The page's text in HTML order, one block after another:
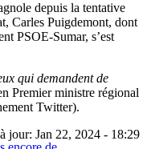
depuis la tentative
Carles Puigdemont, dont
PSOE-Sumar, s’est
qui demandent de
Premier ministre régional
Twitter).
jour: Jan 22, 2024 - 18:29